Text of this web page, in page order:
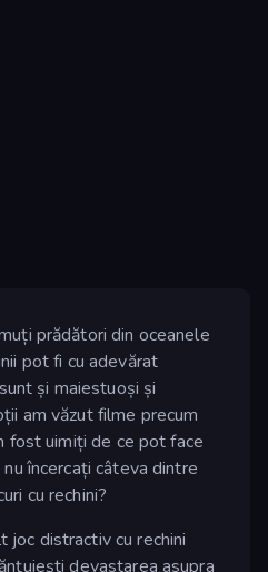
prădători din oceanele
pot fi cu adevărat
și maiestuoși și
am văzut filme precum
fost uimiți de ce pot face
încercați câteva dintre
cu rechini?
joc distractiv cu rechini
devastarea asupra